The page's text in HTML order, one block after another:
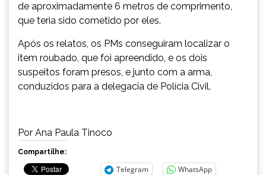
de aproximadamente 6 metros de comprimento,
que teria sido cometido por eles.
Após os relatos, os PMs conseguiram localizar o
item roubado, que foi apreendido, e os dois
suspeitos foram presos, e junto com a arma,
conduzidos para a delegacia de Polícia Civil.
Por Ana Paula Tinoco
Compartilhe:
Telegram
WhatsApp